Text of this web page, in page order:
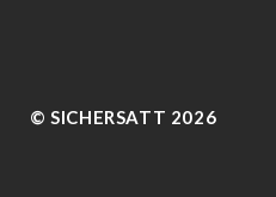
© SICHERSATT 2026